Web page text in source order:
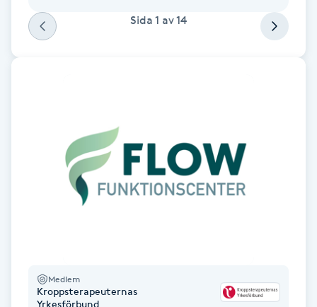
Damklippning
Enzympeeling
Eyeliner-tatuering
Sida 1 av14
Medlem
Kroppsterapeuternas
Yrkesförbund